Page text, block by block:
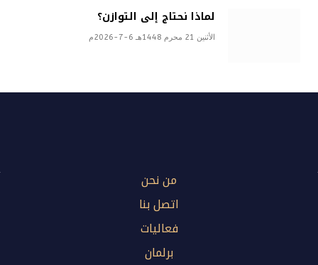
لماذا نحتاج إلى التوازن؟
الأثنين 21 محرم 1448هـ 6-7-2026م
من نحن
اتصل بنا
فعاليات
برلمان